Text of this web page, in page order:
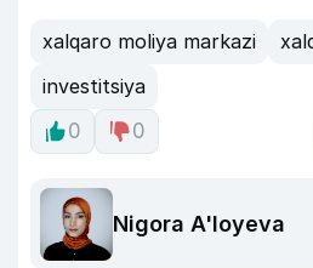
xalqaro moliya markazi
investitsiya
0
0
Nigora A'loyeva